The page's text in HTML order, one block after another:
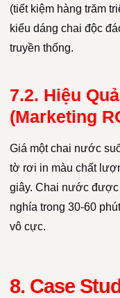
(tiết kiệm hàng trăm
kiểu dáng chai độc
truyền thống.
7.2. Hiệu
(Marketing
Giá một chai nước
tờ rơi in màu chất
giây. Chai nước được
nghía trong 30-60
vô cực.
8. Case